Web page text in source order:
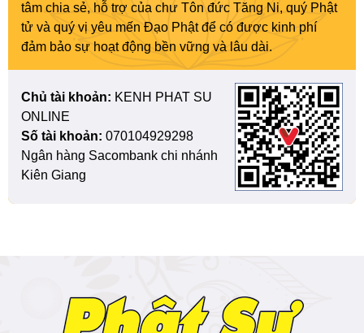
tâm chia sẻ, hỗ trợ của chư Tôn đức Tăng Ni, quý Phật
tử và quý vị yêu mến Đạo Phật để có được kinh phí
đảm bảo sự hoạt động bền vững và lâu dài.
Chủ tài khoản: KENH PHAT SU
ONLINE
Số tài khoản: 070104929298
Ngân hàng Sacombank chi nhánh
Kiên Giang